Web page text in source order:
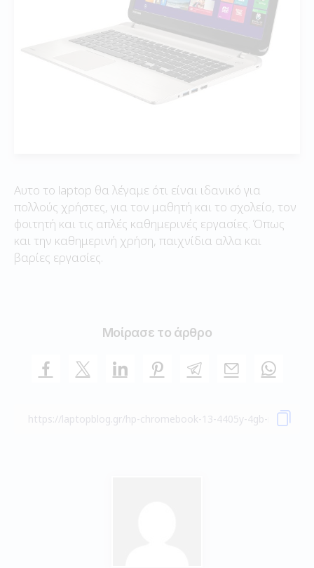
Αυτο το laptop θα λέγαμε ότι είναι ιδανικό για
πολλούς χρήστες, για τον μαθητή και το σχολείο, τον
φοιτητή και τις απλές καθημερινές εργασίες. Όπως
και την καθημερινή χρήση, παιχνίδια αλλα και
βαρίες εργασίες.
Μοίρασε το άρθρο